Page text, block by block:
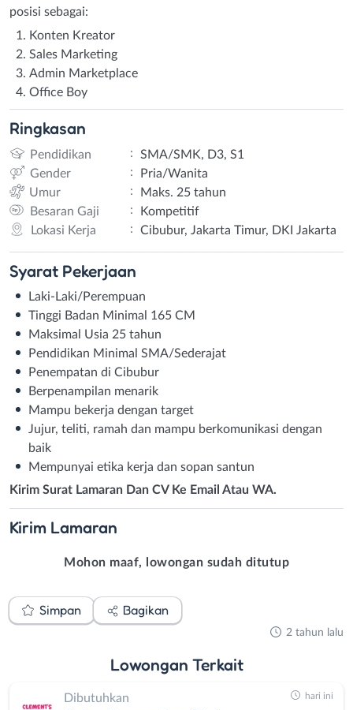
posisi sebagai:
Konten Kreator
Sales Marketing
Admin Marketplace
Office Boy
Ringkasan
Pendidikan :
SMA/SMK, D3, S1
Gender
:
Pria/Wanita
Umur
:
Maks. 25 tahun
Besaran Gaji
:
Kompetitif
Lokasi Kerja
: Cibubur, Jakarta Timur, DKI Jakarta
Syarat Pekerjaan
Laki-Laki/Perempuan
Tinggi Badan Minimal 165 CM
Maksimal Usia 25 tahun
Pendidikan Minimal SMA/Sederajat
Penempatan di Cibubur
Berpenampilan menarik
Mampu bekerja dengan target
Jujur, teliti, ramah dan mampu berkomunikasi dengan
baik
Mempunyai etika kerja dan sopan santun
Kirim Surat Lamaran Dan CV Ke Email Atau WA.
Kirim Lamaran
Mohon maaf, lowongan sudah ditutup
Simpan Bagikan
2 tahun lalu
Lowongan Terkait
Dibutuhkan hari ini